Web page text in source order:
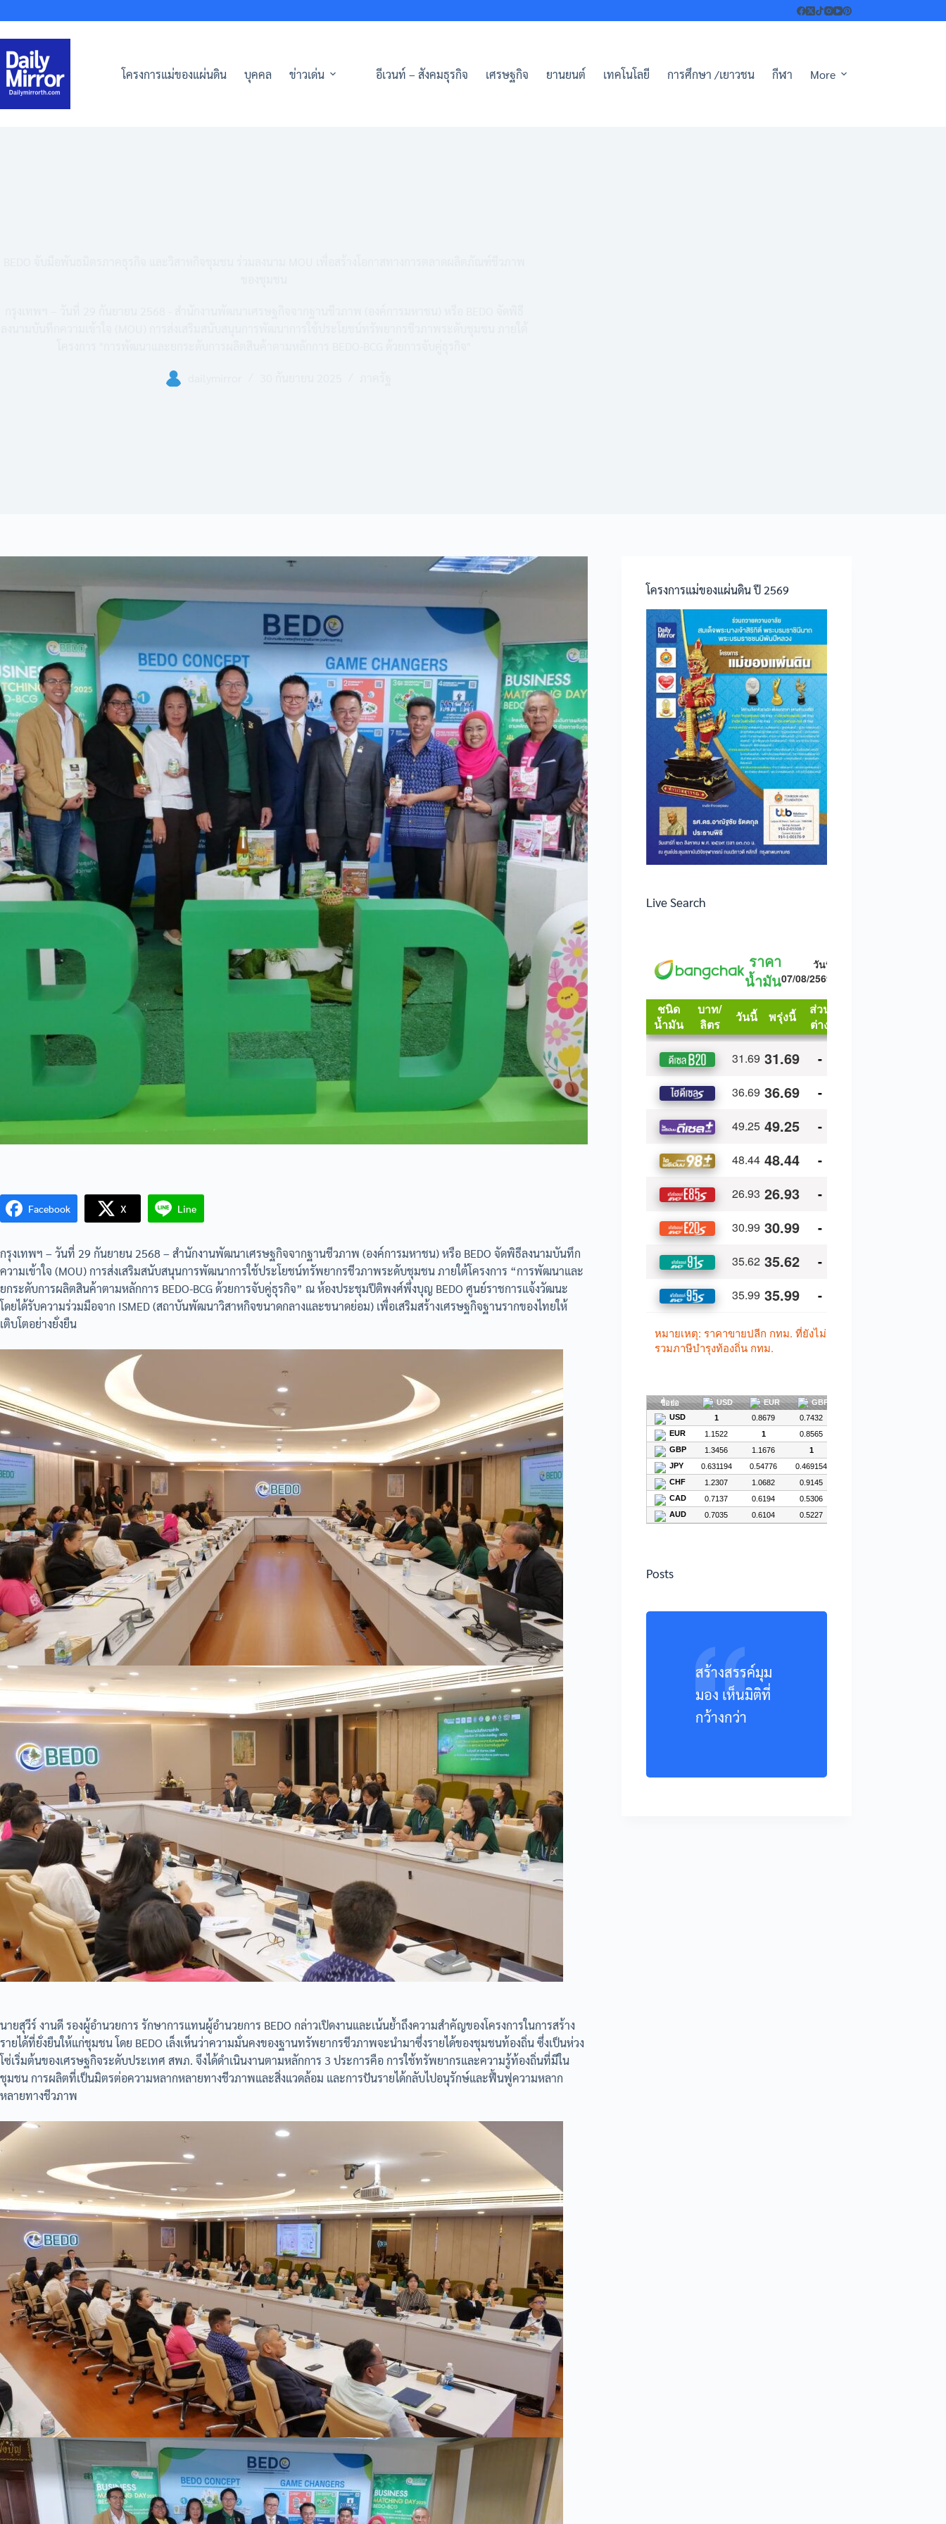
to
content
โครงการแม่ของแผ่นดิน บุคคล ข่าวเด่น อีเวนท์ – สังคมธุรกิจ เศรษฐกิจ ยานยนต์ เทคโนโลยี การศึกษา /เยาวชน กีฬา More
Facebook X Line
กรุงเทพฯ – วันที่ 29 กันยายน 2568 – สำนักงานพัฒนาเศรษฐกิจจากฐานชีวภาพ (องค์การมหาชน) หรือ BEDO จัดพิธีลงนามบันทึก
ความเข้าใจ (MOU) การส่งเสริมสนับสนุนการพัฒนาการใช้ประโยชน์ทรัพยากรชีวภาพระดับชุมชน ภายใต้โครงการ “การพัฒนาและ
ยกระดับการผลิตสินค้าตามหลักการ BEDO-BCG ด้วยการจับคู่ธุรกิจ” ณ ห้องประชุมปีติพงศ์พึ่งบุญ BEDO ศูนย์ราชการแจ้งวัฒนะ
โดยได้รับความร่วมมือจาก ISMED (สถาบันพัฒนาวิสาหกิจขนาดกลางและขนาดย่อม) เพื่อเสริมสร้างเศรษฐกิจฐานรากของไทยให้
เติบโตอย่างยั่งยืน
นายสุวีร์ งานดี รองผู้อำนวยการ รักษาการแทนผู้อำนวยการ BEDO กล่าวเปิดงานและเน้นย้ำถึงความสำคัญของโครงการในการสร้าง
รายได้ที่ยั่งยืนให้แก่ชุมชน โดย BEDO เล็งเห็นว่าความมั่นคงของฐานทรัพยากรชีวภาพจะนำมาซึ่งรายได้ของชุมชนท้องถิ่น ซึ่งเป็นห่วง
โซ่เริ่มต้นของเศรษฐกิจระดับประเทศ สพภ. จึงได้ดำเนินงานตามหลักการ 3 ประการคือ การใช้ทรัพยากรและความรู้ท้องถิ่นที่มีใน
ชุมชน การผลิตที่เป็นมิตรต่อความหลากหลายทางชีวภาพและสิ่งแวดล้อม และการปันรายได้กลับไปอนุรักษ์และฟื้นฟูความหลาก
หลายทางชีวภาพ
โครงการแม่ของแผ่นดิน ปี 2569
Live Search
Posts
สร้างสรรค์มุม
มอง เห็นมิติที่
กว้างกว่า